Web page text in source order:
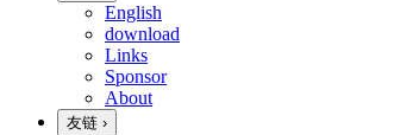
English
download
Links
Sponsor
About
友链 ›